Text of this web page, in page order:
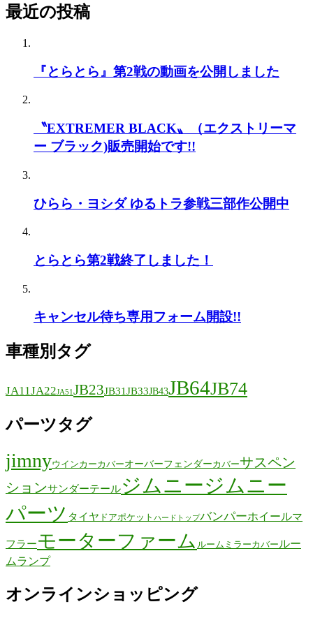
最近の投稿
『とらとら』第2戦の動画を公開しました
〝EXTREMER BLACK〟（エクストリーマ
ー ブラック)販売開始です!!
ひらら・ヨシダ ゆるトラ参戦三部作公開中
とらとら第2戦終了しました！
キャンセル待ち専用フォーム開設!!
車種別タグ
JA11JA22JA51JB23JB31JB33JB43JB64JB74
パーツタグ
jimnyウインカーカバーオーバーフェンダーカバーサスペン
ションサンダーテールジムニージムニー
パーツ タイヤ ドアポケット ハードトップバンパーホイールマ
フラーモーターファーム ルームミラーカバー ルー
ムランプ
オンラインショッピング